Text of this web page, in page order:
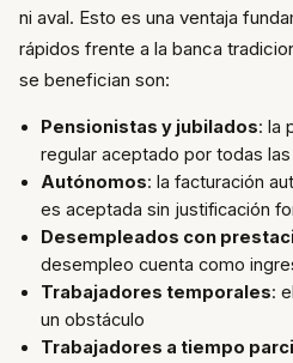
ni aval. Esto es una ventaja
rápidos frente a la banca
se benefician son:
Pensionistas y jubilados: la
regular aceptado por todas las
Autónomos: la facturación
es aceptada sin justificación
Desempleados con
desempleo cuenta como
Trabajadores temporales:
un obstáculo
Trabajadores a tiempo